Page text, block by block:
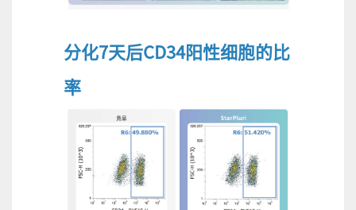
分化7天后CD34阳性细胞的比
率